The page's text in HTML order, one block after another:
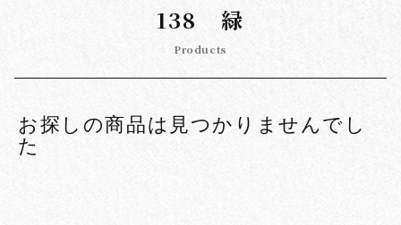
138 緑
Products
お探しの商品は見つかりませんでし
た